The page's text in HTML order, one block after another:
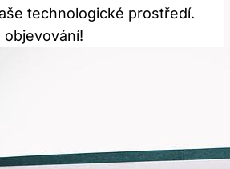
technologické prostředí.
objevování!